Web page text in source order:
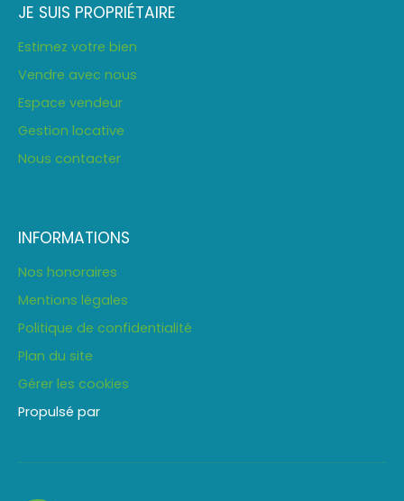
JE SUIS PROPRIÉTAIRE
Estimez votre bien
Vendre avec nous
Espace vendeur
Gestion locative
Nous contacter
INFORMATIONS
Nos honoraires
Mentions légales
Politique de confidentialité
Plan du site
Gérer les cookies
Propulsé par